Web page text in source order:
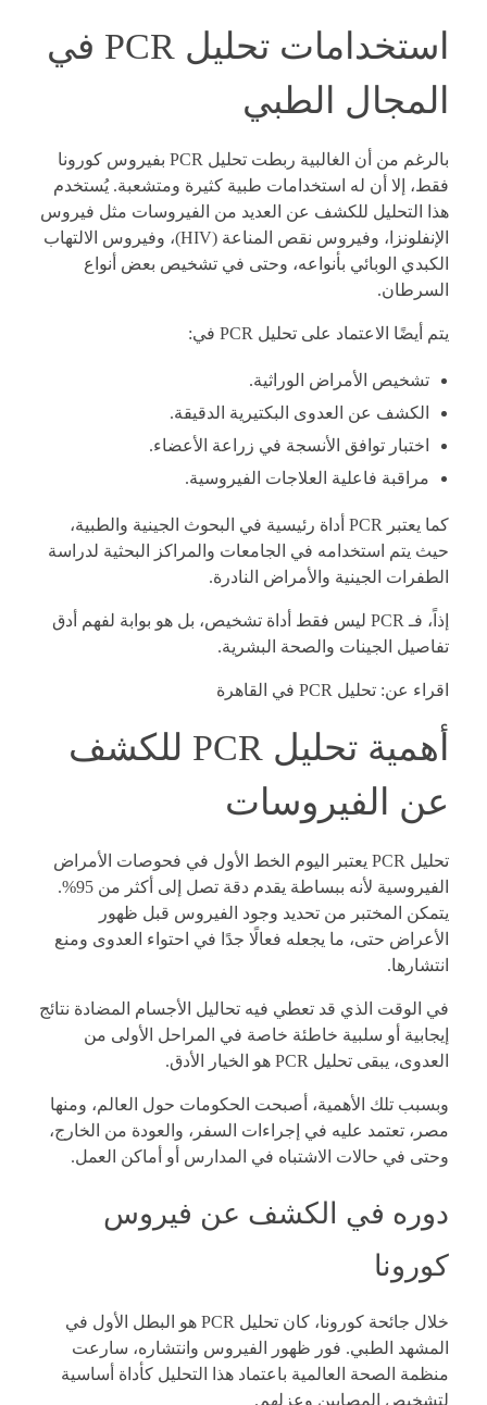
استخدامات تحليل PCR في
المجال الطبي
بالرغم من أن الغالبية ربطت تحليل PCR بفيروس كورونا
فقط، إلا أن له استخدامات طبية كثيرة ومتشعبة. يُستخدم
هذا التحليل للكشف عن العديد من الفيروسات مثل فيروس
الإنفلونزا، وفيروس نقص المناعة (HIV)، وفيروس الالتهاب
الكبدي الوبائي بأنواعه، وحتى في تشخيص بعض أنواع
السرطان.
يتم أيضًا الاعتماد على تحليل PCR في:
تشخيص الأمراض الوراثية.
الكشف عن العدوى البكتيرية الدقيقة.
اختبار توافق الأنسجة في زراعة الأعضاء.
مراقبة فاعلية العلاجات الفيروسية.
كما يعتبر PCR أداة رئيسية في البحوث الجينية والطبية،
حيث يتم استخدامه في الجامعات والمراكز البحثية لدراسة
الطفرات الجينية والأمراض النادرة.
إذاً، فـ PCR ليس فقط أداة تشخيص، بل هو بوابة لفهم أدق
تفاصيل الجينات والصحة البشرية.
اقراء عن: تحليل PCR في القاهرة
أهمية تحليل PCR للكشف
عن الفيروسات
تحليل PCR يعتبر اليوم الخط الأول في فحوصات الأمراض
الفيروسية لأنه ببساطة يقدم دقة تصل إلى أكثر من 95%.
يتمكن المختبر من تحديد وجود الفيروس قبل ظهور
الأعراض حتى، ما يجعله فعالًا جدًا في احتواء العدوى ومنع
انتشارها.
في الوقت الذي قد تعطي فيه تحاليل الأجسام المضادة نتائج
إيجابية أو سلبية خاطئة خاصة في المراحل الأولى من
العدوى، يبقى تحليل PCR هو الخيار الأدق.
وبسبب تلك الأهمية، أصبحت الحكومات حول العالم، ومنها
مصر، تعتمد عليه في إجراءات السفر، والعودة من الخارج،
وحتى في حالات الاشتباه في المدارس أو أماكن العمل.
دوره في الكشف عن فيروس
كورونا
خلال جائحة كورونا، كان تحليل PCR هو البطل الأول في
المشهد الطبي. فور ظهور الفيروس وانتشاره، سارعت
منظمة الصحة العالمية باعتماد هذا التحليل كأداة أساسية
لتشخيص المصابين وعزلهم.